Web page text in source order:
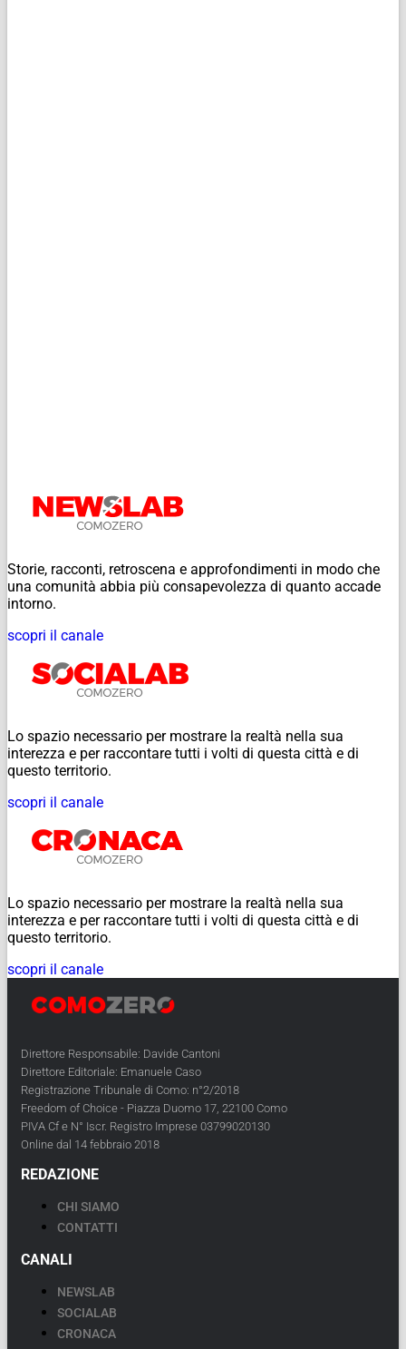
Storie, racconti, retroscena e approfondimenti in modo che
una comunità abbia più consapevolezza di quanto accade
intorno.
scopri il canale
Lo spazio necessario per mostrare la realtà nella sua
interezza e per raccontare tutti i volti di questa città e di
questo territorio.
scopri il canale
Lo spazio necessario per mostrare la realtà nella sua
interezza e per raccontare tutti i volti di questa città e di
questo territorio.
scopri il canale
Direttore Responsabile: Davide Cantoni
Direttore Editoriale: Emanuele Caso
Registrazione Tribunale di Como: n°2/2018
Freedom of Choice - Piazza Duomo 17, 22100 Como
PIVA Cf e N° Iscr. Registro Imprese 03799020130
Online dal 14 febbraio 2018
REDAZIONE
CHI SIAMO
CONTATTI
CANALI
NEWSLAB
SOCIALAB
CRONACA